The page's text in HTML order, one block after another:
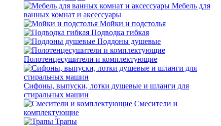
Мебель для
ванных комнат и аксессуары
Мойки и подстолья
Подводка гибкая
Поддоны душевые
Полотенцесушители и комплектующие
Сифоны, выпуски, лотки душевые и шланги для
стиральных машин
Смесители и
комплектующие
Трапы